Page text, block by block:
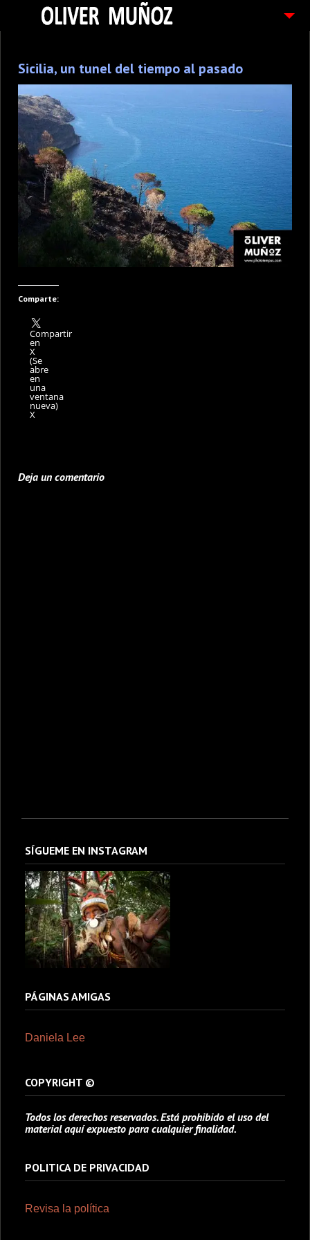
FOTOGRAFIAS
CONTACTO
PEDIDOS
Sicilia, un tunel del tiempo al pasado
Comparte:
Compartir
en
X
(Se
abre
en
una
ventana
nueva)
X
Deja un comentario
SÍGUEME EN INSTAGRAM
PÁGINAS AMIGAS
Daniela Lee
COPYRIGHT ©
Todos los derechos reservados. Está prohibido el uso del
material aquí expuesto para cualquier finalidad.
POLITICA DE PRIVACIDAD
Revisa la política